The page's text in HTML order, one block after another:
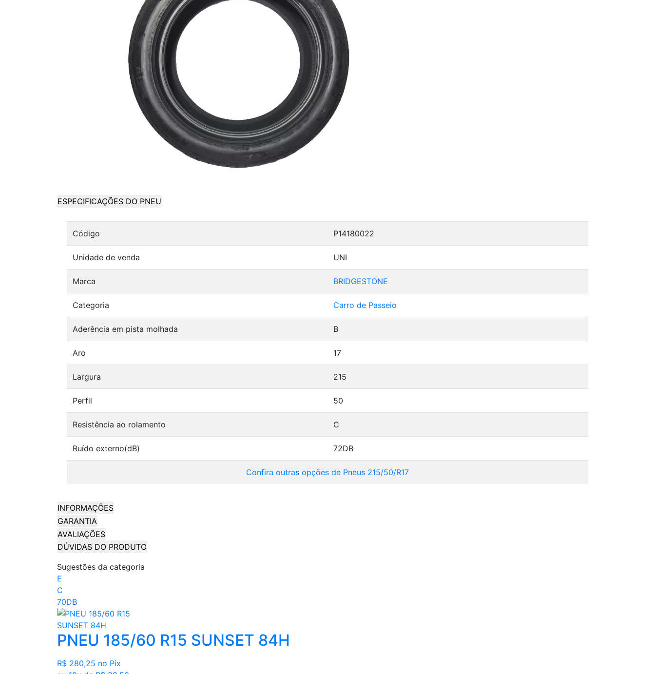
ESPECIFICAÇÕES DO PNEU
Código P14180022
Unidade de venda UNI
Marca BRIDGESTONE
Categoria Carro de Passeio
Aderência em pista molhada B
Aro 17
Largura 215
Perfil 50
Resistência ao rolamento C
Ruído externo(dB) 72DB
Confira outras opções de Pneus 215/50/R17
INFORMAÇÕES
GARANTIA
AVALIAÇÕES
DÚVIDAS DO PRODUTO
Sugestões da categoria
E
C
70DB
PNEU 185/60 R15 SUNSET 84H
R$ 280,25 no Pix